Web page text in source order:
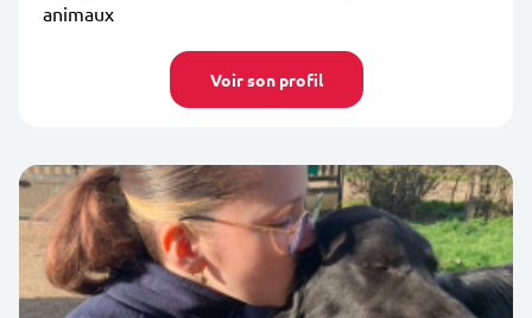
animaux
Voir son profil